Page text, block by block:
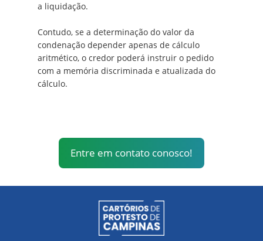
a liquidação.
Contudo, se a determinação do valor da
condenação depender apenas de cálculo
aritmético, o credor poderá instruir o pedido
com a memória discriminada e atualizada do
cálculo.
Entre em contato conosco!